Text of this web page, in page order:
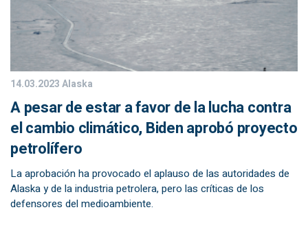
14.03.2023Alaska
A pesar de estar a favor de la lucha contra
el cambio climático, Biden aprobó proyecto
petrolífero
La aprobación ha provocado el aplauso de las autoridades de
Alaska y de la industria petrolera, pero las críticas de los
defensores del medioambiente.